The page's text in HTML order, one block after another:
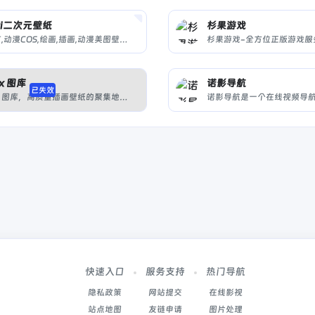
次元壁纸
一个有,动漫COS,绘画,插画,动漫美图壁纸,P站推荐,动漫插画,COSPLAY 等各种各样有关二次元的小网站
杉果游戏
图库
Voiux 图库，高质量插画壁纸的聚集地，分享和发现二次元绘画艺术作品。
已失效
诺影导航
快速入口
隐私政策
站点地图
服务支持
网站提交
友链申请
热门导航
在线影视
图片处理